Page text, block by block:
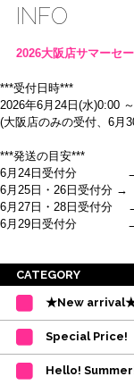
INFO
2026大阪店サマーセ
***受付日時***
2026年6月24日(水)0:00
(大阪店のみの受付、6月
***発送の目安***
6月24日受付分 → 7
6月25日・26日受付分
6月27日・28日受付分
6月29日受付分 → 8
※ご注意
・受付順に発送を行い
間を目安として下さい。
(目安は多少ずれこむ場
・在庫の確保は発送の
も、商品の確保はされて
ご注文商品が在庫切れ
CATEGORY
★New
Special Price!
Hello!